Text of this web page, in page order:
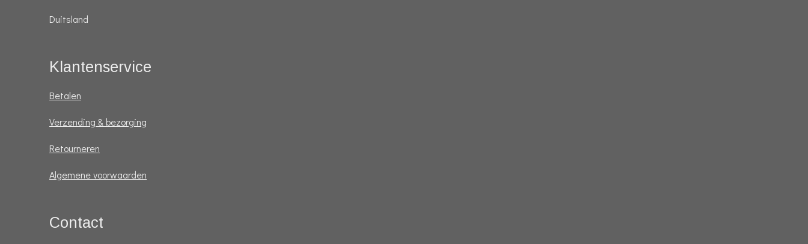
Duitsland
Klantenservice
Betalen
Verzending & bezorging
Retourneren
Algemene voorwaarden
Contact